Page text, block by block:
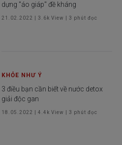
dựng "áo giáp" đề kháng
21.02.2022 |3.6k View |3 phút đọc
KHỎE NHƯ Ý
3 điều bạn cần biết về nước detox
giải độc gan
18.05.2022 |4.4k View |3 phút đọc